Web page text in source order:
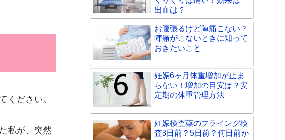
ください。
私が、突然
出血は？
お腹張るけど陣痛こない？
陣痛がこないときに知って
おきたいこと
妊娠6ヶ月体重増加が止ま
らない！増加の目安は？安
定期の体重管理方法
妊娠検査薬のフライング検
査3日前？5日前？何日前か